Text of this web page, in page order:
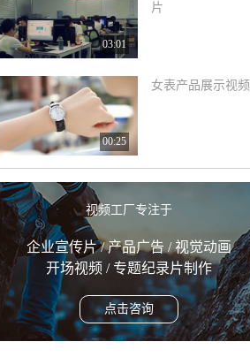
03:01
片
00:25
女表产品展示视频
视频工厂专注于
企业宣传片 / 产品广告 / 视觉动画
开场视频 / 专题纪录片制作
点击咨询